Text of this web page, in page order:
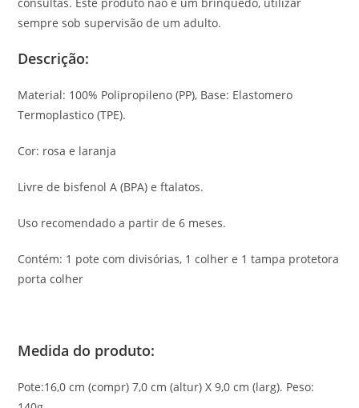
sempre sob supervisão de um adulto.
Descrição:
Material: 100% Polipropileno (PP), Base: Elastomero
Termoplastico (TPE).
Cor: rosa e laranja
Livre de bisfenol A (BPA) e ftalatos.
Uso recomendado a partir de 6 meses.
Contém: 1 pote com divisórias, 1 colher e 1 tampa protetora
porta colher
Medida do produto:
Pote:16,0 cm (compr) 7,0 cm (altur) X 9,0 cm (larg). Peso: